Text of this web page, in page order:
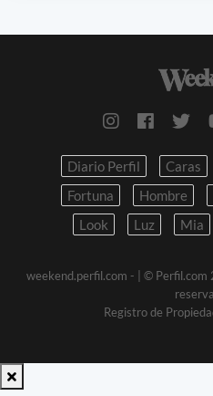
Diario Perfil Caras
Fortuna
Hombre
Look
Luz Mia
weekend.perfil.com -
| ©
Registro de